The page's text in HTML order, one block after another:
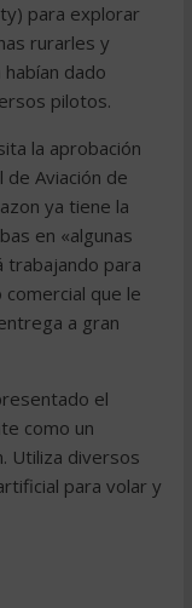
para explorar
rurarles y
dado
pilotos.
la aprobación
Aviación de
ya tiene la
en «algunas
trabajando para
que le
a gran
el
como un
Utiliza diversos
para volar y